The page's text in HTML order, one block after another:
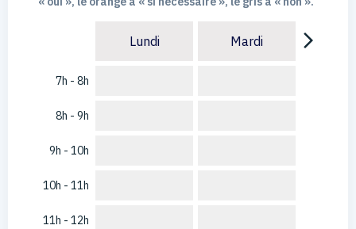
7h - 8h
8h - 9h
9h - 10h
10h - 11h
11h - 12h
Lundi Mardi arrow_forward_ios